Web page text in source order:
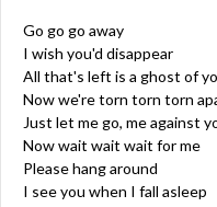
Go go go away
I wish you'd disappear
All that's left is a ghost of
Now we're torn torn torn
Just let me go, me against
Now wait wait wait for me
Please hang around
I see you when I fall asleep